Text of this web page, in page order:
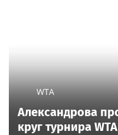
WTA
Александрова
круг турнира